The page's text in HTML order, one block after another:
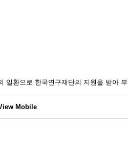
일환으로 한국연구재단의 지원을 받아
Mobile